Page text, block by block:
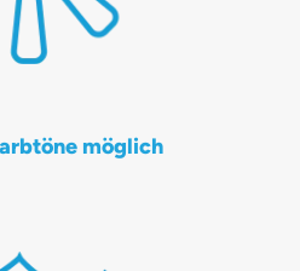
möglich